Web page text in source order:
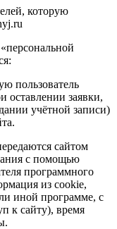
которую
пользователь
оставлении заявки,
учётной записи)
сайтом
с помощью
программного
из cookie,
иной программе, с
к сайту), время